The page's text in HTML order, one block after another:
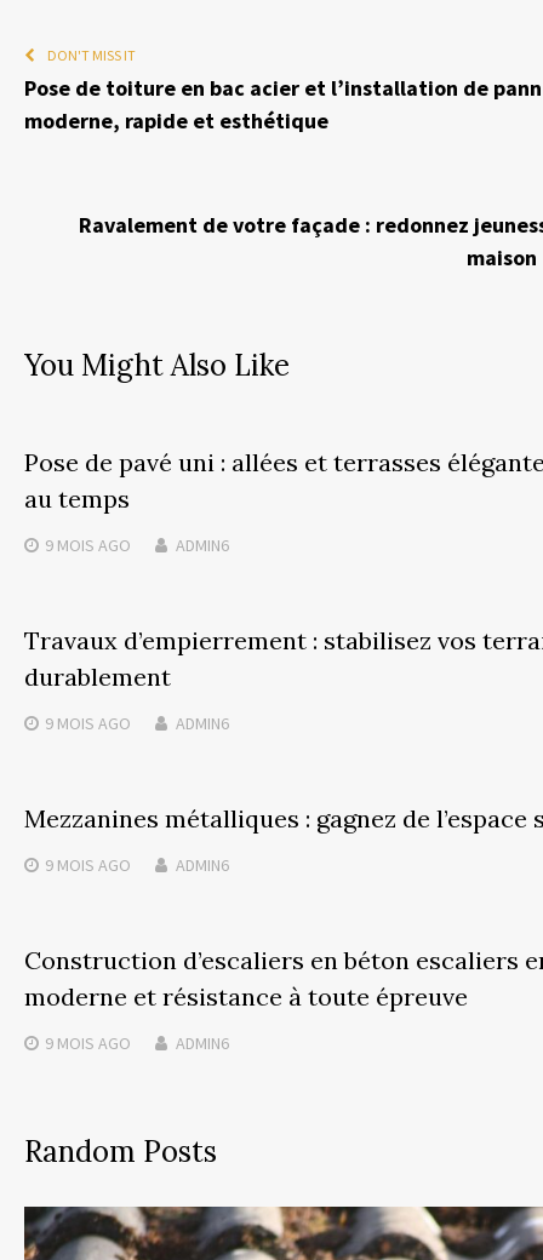
DON'T MISS IT
Pose de toiture en bac acier et l’installation de
moderne, rapide et esthétique
Ravalement de votre façade : redonnez
You Might Also Like
Pose de pavé uni : allées et terrasses
au temps
9 MOIS AGO ADMIN6
Travaux d’empierrement : stabilisez vos
durablement
9 MOIS AGO ADMIN6
Mezzanines métalliques : gagnez de
9 MOIS AGO ADMIN6
Construction d’escaliers en béton escaliers
moderne et résistance à toute épreuve
9 MOIS AGO ADMIN6
Random Posts